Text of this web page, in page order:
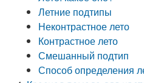
Летние подтипы
Неконтрастное лето
Контрастное лето
Смешанный подтип
Способ определения